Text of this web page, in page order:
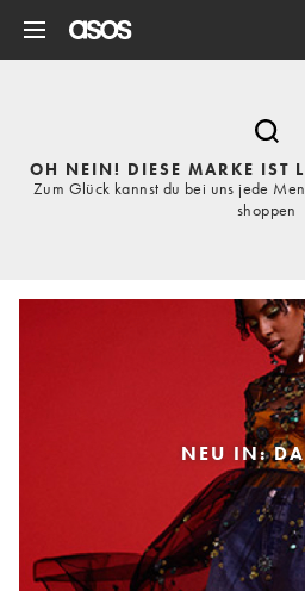
OH NEIN! DIESE MARKE IST
Zum Glück kannst du bei uns jede
shoppen
NEU IN: